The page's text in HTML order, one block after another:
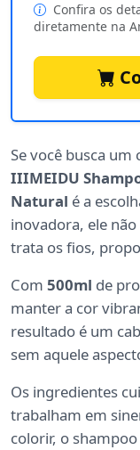
Confira os
diretamente na
Se você busca
IIIMEIDU
Natural é a
inovadora, ele
trata os fios,
Com 500ml de
manter a cor
resultado é um
sem aquele
Os ingredientes
trabalham em
colorir, o shampoo